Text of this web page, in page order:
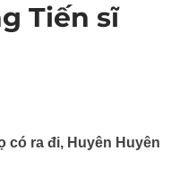
Tiến sĩ
có ra đi, Huyên Huyên